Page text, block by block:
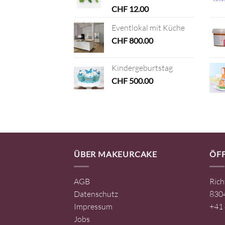
CHF12.00
Eventlokal mit Küche
CHF800.00
Kindergeburtstag
CHF500.00
ÜBER MAKEURCAKE
AGB
Datenschutz
Impressum
Jobs
+41